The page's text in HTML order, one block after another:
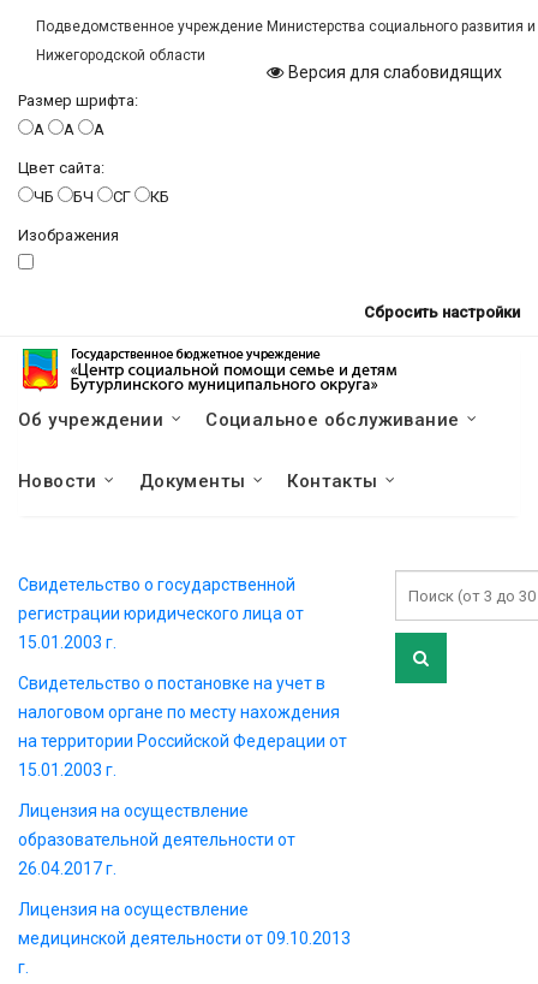
Подведомственное учреждение Министерства социального развития
Нижегородской области
Версия для слабовидящих
Размер шрифта:
A
A A
Цвет сайта:
ЧБ
БЧ СГ КБ
Изображения
Сбросить настройки
Об учреждении Социальное обслуживание
Новости Документы Контакты
Свидетельство о государственной
регистрации юридического лица от
15.01.2003 г.
Свидетельство о постановке на учет в
налоговом органе по месту нахождения
на территории Российской Федерации от
15.01.2003 г.
Лицензия на осуществление
образовательной деятельности от
26.04.2017 г.
Лицензия на осуществление
медицинской деятельности от 09.10.2013
г.